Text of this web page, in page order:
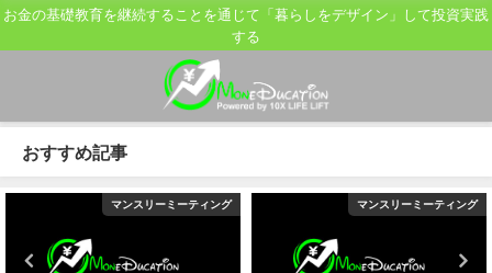
お金の基礎教育を継続することを通じて「暮らしをデザイン」して投資実践
する
おすすめ記事
マンスリーミーティング マンスリーミーティング